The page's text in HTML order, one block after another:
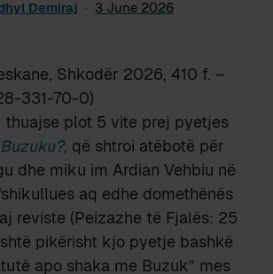
Demiraj 3 June 2026
Shkodër 2026, 410 f. –
331-70-0)
thuajse plot 5 vite prej pyetjes
, që shtroi atëbotë për
dhe miku im Ardian Vehbiu në
aq edhe domethënës
reviste (Peizazhe të Fjalës: 25
pikërisht kjo pyetje bashkë
apo shaka me Buzuk” mes